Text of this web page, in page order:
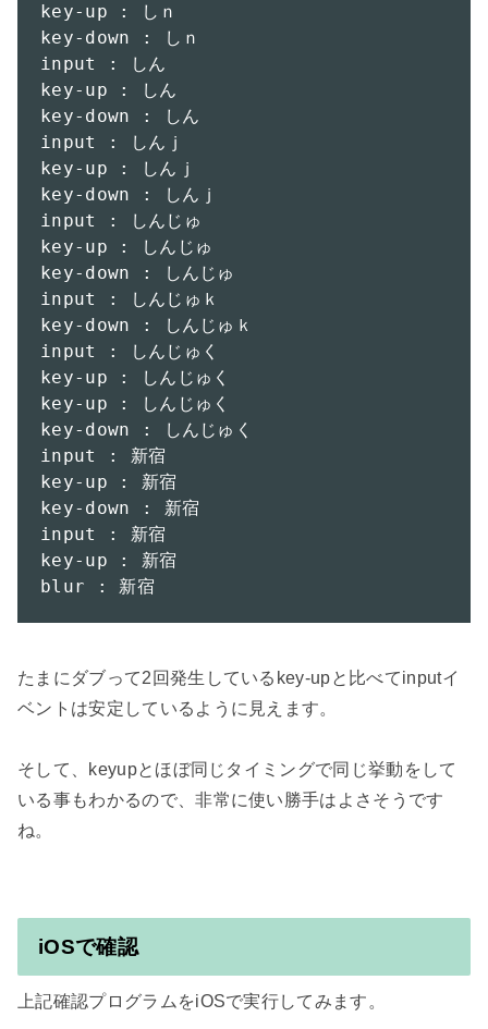
key-up : しｎ
key-down : しｎ
input : しん
key-up : しん
key-down : しん
input : しんｊ
key-up : しんｊ
key-down : しんｊ
input : しんじゅ
key-up : しんじゅ
key-down : しんじゅ
input : しんじゅｋ
key-down : しんじゅｋ
input : しんじゅく
key-up : しんじゅく
key-up : しんじゅく
key-down : しんじゅく
input : 新宿
key-up : 新宿
key-down : 新宿
input : 新宿
key-up : 新宿
blur : 新宿
たまにダブって2回発生しているkey-upと比べてinputイ
ベントは安定しているように見えます。
そして、keyupとほぼ同じタイミングで同じ挙動をして
いる事もわかるので、非常に使い勝手はよさそうです
ね。
iOSで確認
上記確認プログラムをiOSで実行してみます。